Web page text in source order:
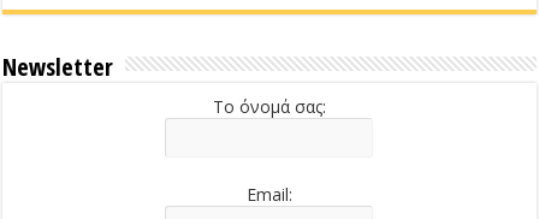
Newsletter
Το όνομά σας:
Email: